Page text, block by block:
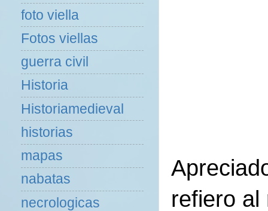
refiero al
foto viella
Fotos viellas
guerra civil
Historia
Historiamedieval
historias
mapas
nabatas
necrologicas